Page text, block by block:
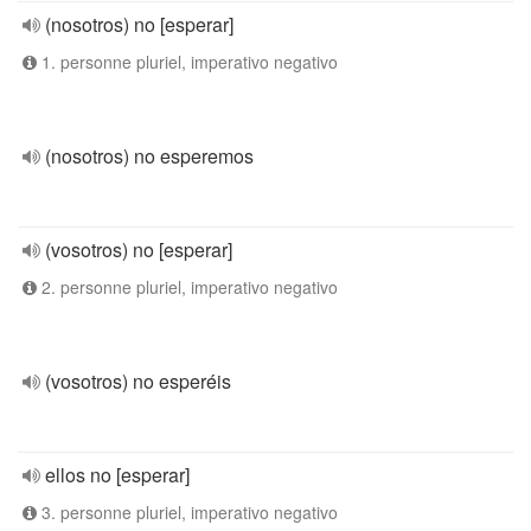
(nosotros) no [esperar]
1. personne pluriel, imperativo negativo
(nosotros) no esperemos
(vosotros) no [esperar]
2. personne pluriel, imperativo negativo
(vosotros) no esperéis
ellos no [esperar]
3. personne pluriel, imperativo negativo